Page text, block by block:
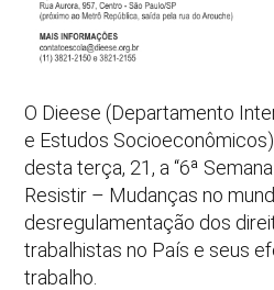
O Dieese (Departamento
e Estudos
desta terça, 21, a “6ª
Resistir – Mudanças no
desregulamentação dos
trabalhistas no País e seus
trabalho.